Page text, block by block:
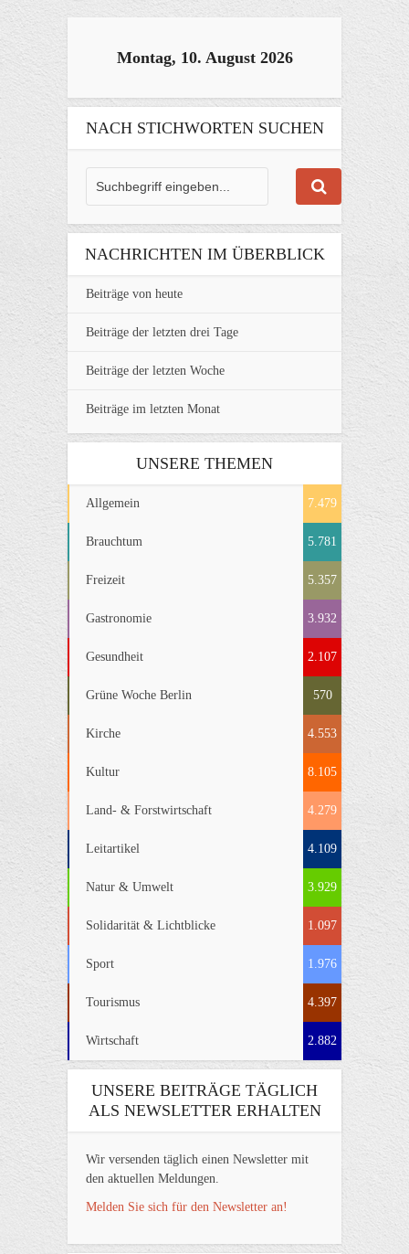
Montag, 10. August 2026
NACH STICHWORTEN SUCHEN
NACHRICHTEN IM ÜBERBLICK
Beiträge von heute
Beiträge der letzten drei Tage
Beiträge der letzten Woche
Beiträge im letzten Monat
UNSERE THEMEN
Allgemein 7.479
Brauchtum 5.781
Freizeit 5.357
Gastronomie 3.932
Gesundheit 2.107
Grüne Woche Berlin 570
Kirche 4.553
Kultur 8.105
Land- & Forstwirtschaft 4.279
Leitartikel 4.109
Natur & Umwelt 3.929
Solidarität & Lichtblicke 1.097
Sport 1.976
Tourismus 4.397
Wirtschaft 2.882
UNSERE BEITRÄGE TÄGLICH
ALS NEWSLETTER ERHALTEN
Wir versenden täglich einen Newsletter mit
den aktuellen Meldungen.
Melden Sie sich für den Newsletter an!